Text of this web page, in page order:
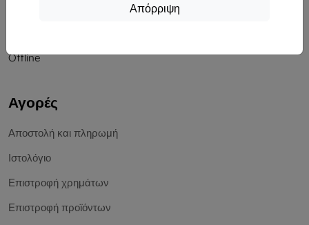
Απόρριψη
Offline
Αγορές
Αποστολή και πληρωμή
Ιστολόγιο
Επιστροφή χρημάτων
Επιστροφή προϊόντων